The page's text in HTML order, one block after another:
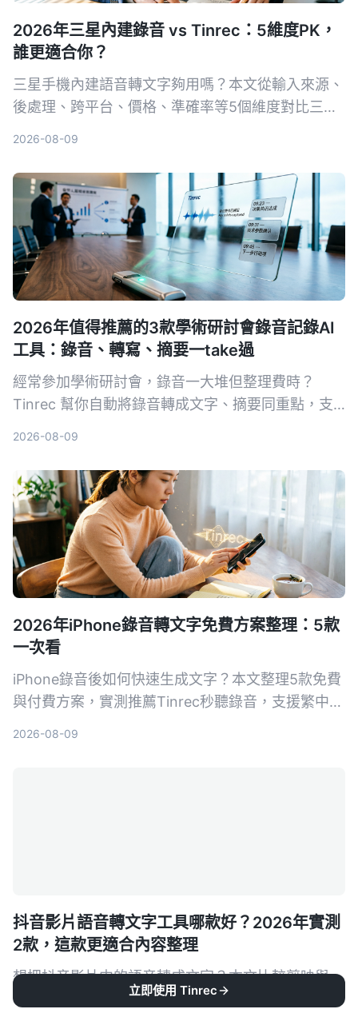
2026年三星內建錄音 vs Tinrec：5維度PK，
誰更適合你？
三星手機內建語音轉文字夠用嗎？本文從輸入來源、
後處理、跨平台、價格、準確率等5個維度對比三星
2026-08-09
2026年值得推薦的3款學術研討會錄音記錄AI
工具：錄音、轉寫、摘要一take過
經常參加學術研討會，錄音一大堆但整理費時？
Tinrec 幫你自動將錄音轉成文字、摘要同重點，支
2026-08-09
2026年iPhone錄音轉文字免費方案整理：5款
一次看
iPhone錄音後如何快速生成文字？本文整理5款免費
與付費方案，實測推薦Tinrec秒聽錄音，支援繁中、
2026-08-09
抖音影片語音轉文字工具哪款好？2026年實測
2款，這款更適合內容整理
想把抖音影片中的語音轉成文字？本文比較剪映與
Tinrec 兩大工具，從轉文字準確度、額外 AI 功能、
立即使用 Tinrec